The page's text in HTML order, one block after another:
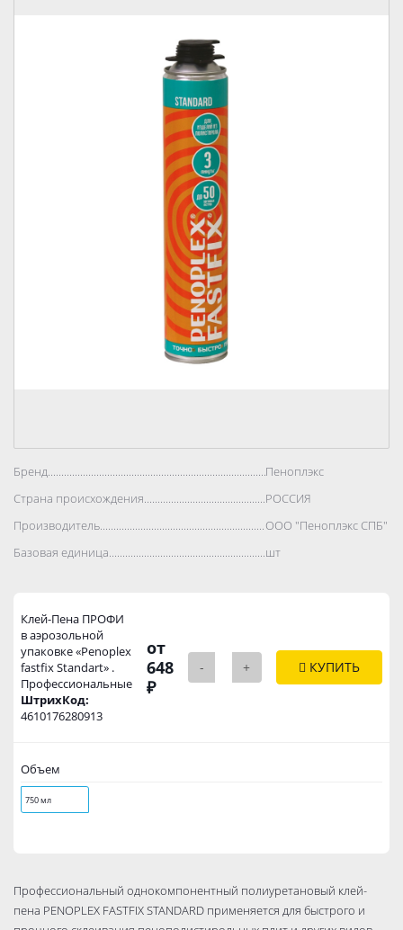
Бренд..................................................................................Пеноплэкс
Страна происхождения..................................................................................
РОССИЯ
Производитель..................................................................................ООО "Пеноплэкс СПБ"
Базовая единица..................................................................................
шт
Клей-Пена ПРОФИ
в аэрозольной
упаковке «Penoplex
fastfix Standart» .
Профессиональные
ШтрихКод:
4610176280913
от
648
₽
- + КУПИТЬ
Объем
750 мл
Профессиональный однокомпонентный полиуретановый клeй-
пeнa PENOPLEX FASTFIX STANDARD применяется для быстрого и